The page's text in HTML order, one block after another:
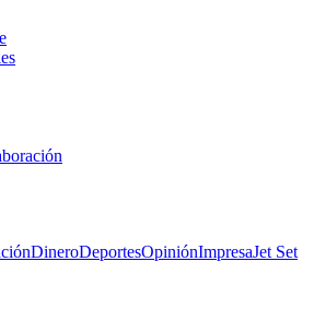
DineroDeportesOpiniónImpresaJet Set